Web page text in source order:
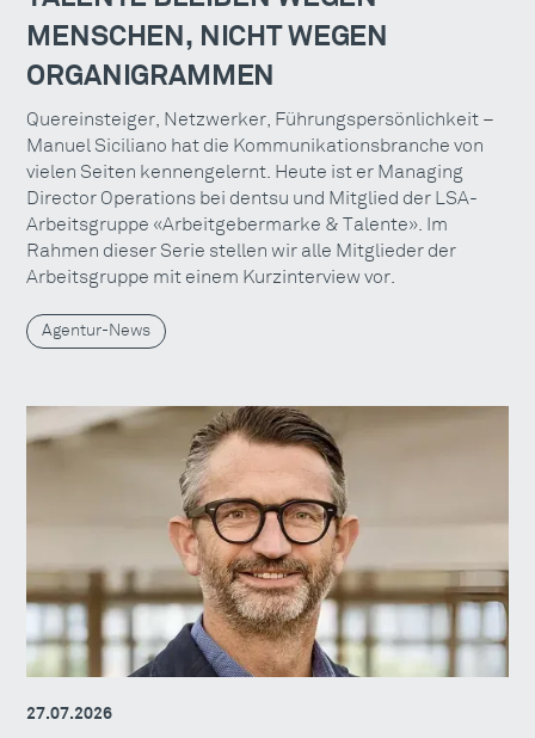
MENSCHEN, NICHT WEGEN
ORGANIGRAMMEN
Quereinsteiger, Netzwerker, Führungspersönlichkeit –
Manuel Siciliano hat die Kommunikationsbranche von
vielen Seiten kennengelernt. Heute ist er Managing
Director Operations bei dentsu und Mitglied der LSA-
Arbeitsgruppe «Arbeitgebermarke & Talente». Im
Rahmen dieser Serie stellen wir alle Mitglieder der
Arbeitsgruppe mit einem Kurzinterview vor.
Agentur-News
27.07.2026